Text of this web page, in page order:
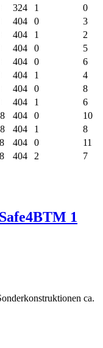
324 1
0
404 0
3
404 1
2
404 0
5
404 0
6
404 1
4
404 0
8
404 1
6
404 0
10
404 1
8
404 0
11
404 2
7
1
ca.